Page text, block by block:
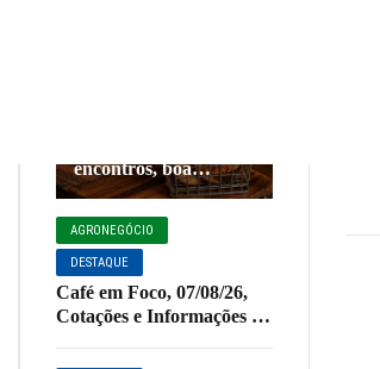
encontros, boa
comida e um toque
especial de sabor.
AGRONEGÓCIO
DESTAQUE
Café em Foco, 07/08/26,
Cotações e Informações da